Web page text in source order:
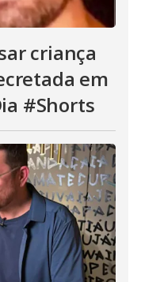
criança
em
#Shorts